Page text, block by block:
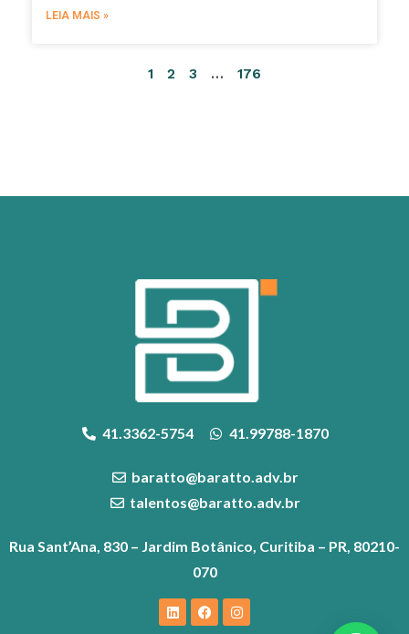
LEIA MAIS »
1 2 3 … 176
41.3362-5754 41.99788-1870
baratto@baratto.adv.br
talentos@baratto.adv.br
Rua Sant’Ana, 830 – Jardim Botânico, Curitiba – PR, 80210-
070